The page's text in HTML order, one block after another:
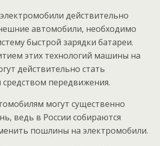
действительно
автомобили, необходимо
быстрой зарядки батареи.
этих технологий машины на
действительно стать
передвижения.
могут существенно
ведь в России собираются
пошлины на электромобили.